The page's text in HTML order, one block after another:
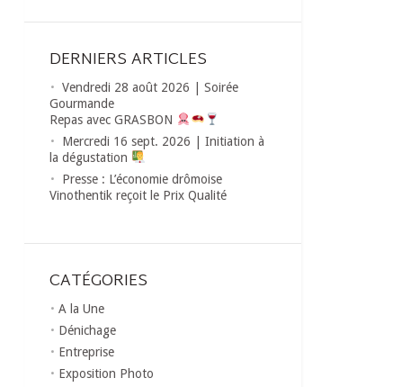
DERNIERS ARTICLES
Vendredi 28 août 2026 | Soirée
Gourmande
Repas avec GRASBON
Mercredi 16 sept. 2026 | Initiation à
la dégustation
Presse : L’économie drômoise
Vinothentik reçoit le Prix Qualité
CATÉGORIES
A la Une
Dénichage
Entreprise
Exposition Photo